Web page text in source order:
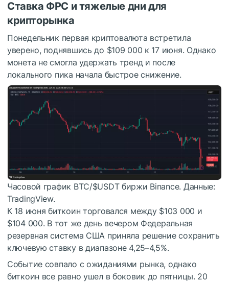
Ставка ФРС и тяжелые дни для
крипторынка
Понедельник первая криптовалюта встретила
уверено, поднявшись до $109 000 к 17 июня. Однако
монета не смогла удержать тренд и после
локального пика начала быстрое снижение.
Часовой график BTC/$USDTбиржи Binance. Данные:
TradingView.
К 18 июня биткоин торговался между $103 000 и
$104 000. В тот же день вечером Федеральная
резервная система США приняла решение сохранить
ключевую ставку в диапазоне 4,25–4,5%.
Событие совпало с ожиданиями рынка, однако
биткоин все равно ушел в боковик до пятницы. 20